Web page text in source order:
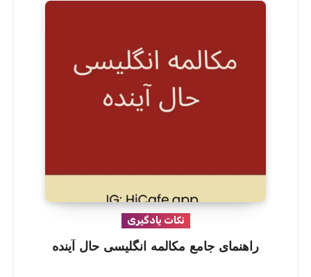
نکات یادگیری
راهنمای جامع مکالمه انگلیسی حال آینده